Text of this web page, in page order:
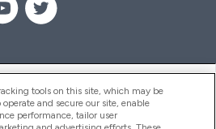
tools on this site, which may be
and secure our site, enable
performance, tailor user